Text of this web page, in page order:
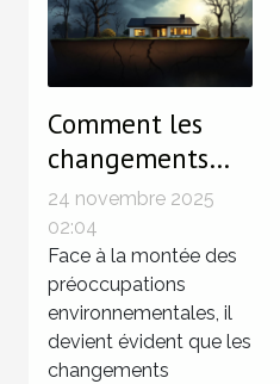
Comment les
changements
climatiques
influencent le
marché
immobilier ?
24 novembre 2025
02:04
Face à la montée des
préoccupations
environnementales, il
devient évident que les
changements